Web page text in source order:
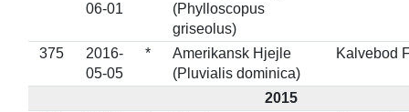
06-01
(Phylloscopus
griseolus)
375
2016-
05-05
*
Amerikansk Hjejle
(Pluvialis dominica)
Kalvebod
2015